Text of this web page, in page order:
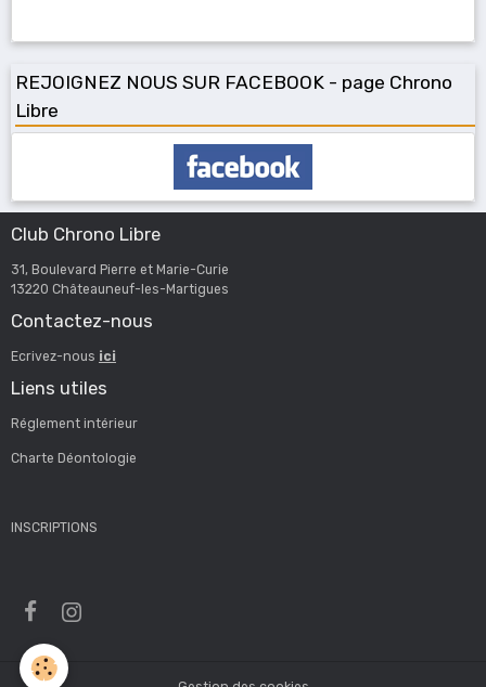
REJOIGNEZ NOUS SUR FACEBOOK - page Chrono
Libre
Club Chrono Libre
31, Boulevard Pierre et Marie-Curie
13220 Châteauneuf-les-Martigues
Contactez-nous
Ecrivez-nous ici
Liens utiles
Réglement intérieur
Charte Déontologie
INSCRIPTIONS